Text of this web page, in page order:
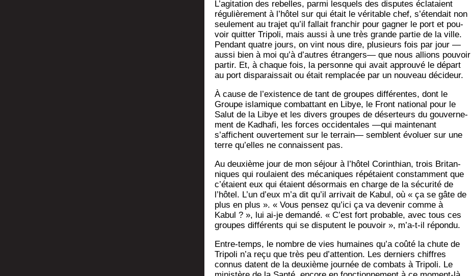
L’agitation des rebelles, par­mi les­quels des dis­putes écla­taient
régu­liè­re­ment à l’hôtel sur qui était le véri­table chef, s’étendait non
seule­ment au tra­jet qu’il fal­lait fran­chir pour gagner le port et pou­
voir quit­ter Tri­po­li, mais aus­si à une très grande par­tie de la ville.
Pen­dant quatre jours, on vint nous dire, plu­sieurs fois par jour —
aus­si bien à moi qu’à d’autres étran­gers— que nous allions pou­voir
par­tir. Et, à chaque fois, la per­sonne qui avait approu­vé le départ
au port dis­pa­rais­sait ou était rem­pla­cée par un nou­veau décideur.
À cause de l’existence de tant de groupes dif­fé­rentes, dont le
Groupe isla­mique com­bat­tant en Libye, le Front natio­nal pour le
Salut de la Libye et les divers groupes de déser­teurs du gou­ver­ne­
ment de Kadha­fi, les forces occi­den­tales —qui main­te­nant
s’affichent ouver­te­ment sur le ter­rain— semblent évo­luer sur une
terre qu’elles ne connaissent pas.
Au deuxième jour de mon séjour à l’hôtel Corin­thian, trois Bri­tan­
niques qui rou­laient des méca­niques répé­taient constam­ment que
c’étaient eux qui étaient désor­mais en charge de la sécu­ri­té de
l’hôtel. L’un d’eux m’a dit qu’il arri­vait de Kabul, où « ça se gâte de
plus en plus ». « Vous pen­sez qu’ici ça va deve­nir comme à
Kabul ? », lui ai-je deman­dé. « C’est fort pro­bable, avec tous ces
groupes dif­fé­rents qui se dis­putent le pou­voir », m’a‑t-il répondu.
Entre-temps, le nombre de vies humaines qu’a coû­té la chute de
Tri­po­li n’a reçu que très peu d’attention. Les der­niers chiffres
connus datent de la deuxième jour­née de com­bats à Tri­po­li. Le